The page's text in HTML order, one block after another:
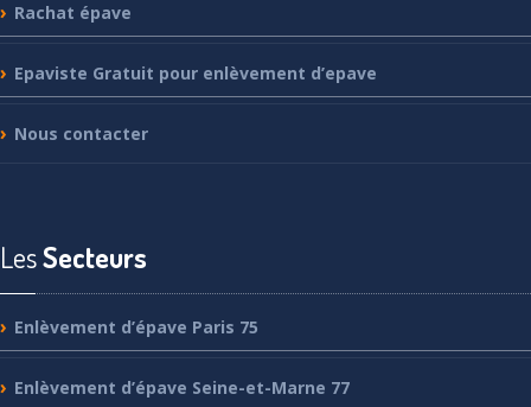
Rachat épave
Epaviste Gratuit pour enlèvement d’epave
Nous contacter
LesSecteurs
Enlèvement d’épave Paris 75
Enlèvement d’épave Seine-et-Marne 77